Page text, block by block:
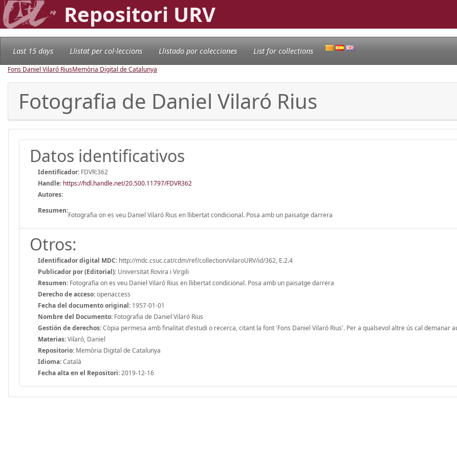
Repositori URV
Last 15 days Llistat per col·leccions Llistado por colecciones List for collections
Fons Daniel Vilaró RiusMemòria Digital de Catalunya
Fotografia de Daniel Vilaró Rius
Datos identificativos
Identificador: FDVR:362
Handle: https://hdl.handle.net/20.500.11797/FDVR362
Autores:
Resumen:
Fotografia on es veu Daniel Vilaró Rius en llibertat condicional. Posa amb un paisatge darrera
Otros:
Identificador digital MDC: http://mdc.csuc.cat/cdm/ref/collection/vilaroURV/id/362, E.2.4
Publicador por (Editorial): Universitat Rovira i Virgili
Resumen: Fotografia on es veu Daniel Vilaró Rius en llibertat condicional. Posa amb un paisatge darrera
Derecho de acceso:openaccess
Fecha del documento original: 1957-01-01
Nombre del Documento: Fotografia de Daniel Vilaró Rius
Gestión de derechos:Còpia permesa amb finalitat d'estudi o recerca, citant la font 'Fons Daniel Vilaró Rius'. Per a qualsevol altre ús cal demanar
Materias:Vilaró, Daniel
Repositorio: Memòria Digital de Catalunya
Idioma:Català
Fecha alta en el Repositori:2019-12-16